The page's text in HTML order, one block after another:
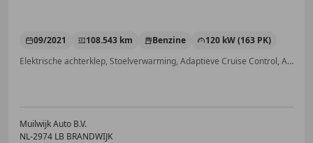
09/2021 108.543 km Benzine
120 kW (163 PK)
Elektrische achterklep, Stoelverwarming, Adaptieve Cruise Control, Airbag bestuurder, Niet-rokers auto, LED verlichting, Alarm, Zij-airbags
Muilwijk Auto B.V.
NL-2974 LB BRANDWIJK